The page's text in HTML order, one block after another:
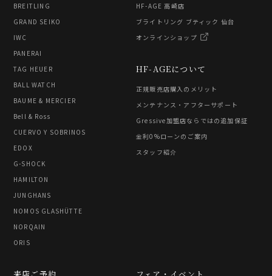
BREITLING
GRAND SEIKO
IWC
PANERAI
TAG HEUER
BALL WATCH
BAUME & MERCIER
Bell & Ross
CUERVO Y SOBRINOS
EDOX
G-SHOCK
HAMILTON
JUNGHANS
NOMOS GLASHÜTTE
NORQAIN
ORIS
HF-AGEについて
正規販売店購入のメリット
メンテナンス・アフターサポート
Gressive加盟店ならではの追加保証
金利0%ローンのご案内
スタッフ紹介
HF-AGE 高崎店
ブライトリング ブティック 仙台
オンラインショップ